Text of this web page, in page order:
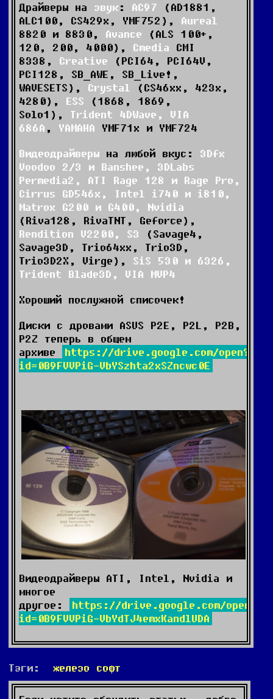
Драйверы на звук: AC97 (AD1881,
ALC100, CS429x, YMF752), Aureal
8820 и 8830, Avance (ALS 100+,
120, 200, 4000), Cmedia CMI
8338, Creative (PCI64, PCI64V,
PCI128, SB_AWE, SB_Live!,
WAVESETS), Crystal
(CS46xx, 423x,
4280), ESS (1868, 1869,
Solo1), Trident 4DWave, VIA
686A , YAMAHA YMF71x и YMF724
Видеодрайверы на любой вкус: 3Dfx
Voodoo 2/3 и Banshee,
3DLabs
Permedia2, ATI Rage 128 и Rage Pro,
Cirrus GD546x, Intel i740 и i810,
Matrox G200 и G400, Nvidia
(Riva128, RivaTNT, Geforce),
Rendition V2200, S3
(Savage4,
Savage3D, Trio64xx, Trio3D,
Trio3D2X, Virge),
SiS 530 и 6326,
Trident Blade3D, VIA MVP4
Хороший послужной списочек!
Диски с дровами ASUS P2E, P2L, P2B,
P2Z теперь в общем
архиве
https://drive.google.com/open?
id=0B9FVVPiG-VbYSzhta2xSZncwc0E
Видеодрайверы ATI, Intel, Nvidia и
многое
другое:
https://drive.google.com/open?
id=0B9FVVPiG-VbYdTJ4emxKandlUDA
Тэги: железо софт